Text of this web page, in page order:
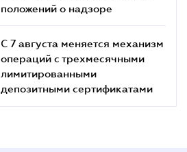
положений о надзоре
С 7 августа меняется механизм
операций с трехмесячными
лимитированными
депозитными сертификатами